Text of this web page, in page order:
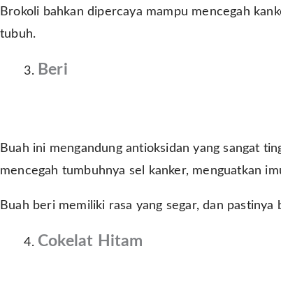
Brokoli bahkan dipercaya mampu mencegah
tubuh.
Beri
Buah ini mengandung antioksidan yang sangat
mencegah tumbuhnya sel kanker, menguatkan
Buah beri memiliki rasa yang segar, dan
Cokelat Hitam